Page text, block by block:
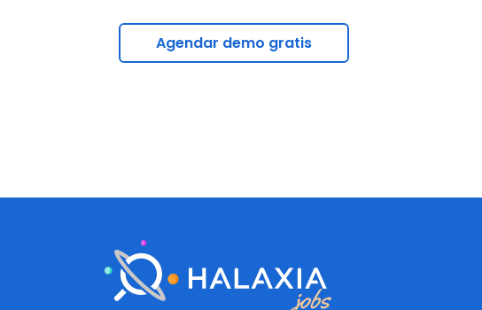
Agendar demo gratis